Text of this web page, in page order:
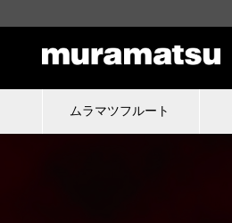
ムラマツフルート